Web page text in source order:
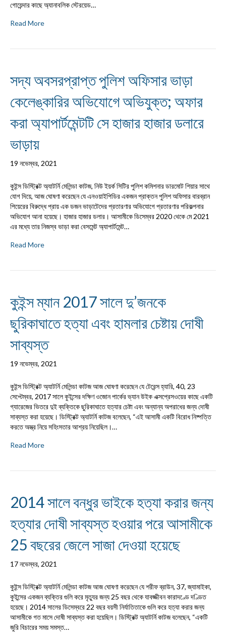
গোয়েন্দার কাছে অ্যানাবলিক স্টেরয়েড…
Read More
সদ্য অবসরপ্রাপ্ত পুলিশ অফিসার ভাড়া
কেলেঙ্কারির অভিযোগে অভিযুক্ত; অফার
করা অ্যাপার্টমেন্টটি সে হাজার হাজার ডলারে
ভাড়ায়
19 নভেম্বর, 2021
কুইন্স ডিস্ট্রিক্ট অ্যাটর্নি মেলিন্ডা কাটজ, নিউ ইয়র্ক সিটির পুলিশ কমিশনার ডারমোট শিয়ার সাথে
যোগ দিয়ে, আজ ঘোষণা করেছেন যে এনওয়াইপিডির একজন প্রাক্তন পুলিশ অফিসার বারব্রান
পিয়েরের বিরুদ্ধে প্রায় এক ডজন ভাড়াটেদের প্রতারণার অভিযোগে প্রতারণার পরিকল্পনার
অভিযোগ আনা হয়েছে। হাজার হাজার ডলার। আসামীকে ডিসেম্বর 2020 থেকে মে 2021
এর মধ্যে তার নিজস্ব ভাড়া করা বেসমেন্ট অ্যাপার্টমেন্ট…
Read More
কুইন্স ম্যান 2017 সালে দু’জনকে
ছুরিকাঘাতে হত্যা এবং হামলার চেষ্টায় দোষী
সাব্যস্ত
19 নভেম্বর, 2021
কুইন্স ডিস্ট্রিক্ট অ্যাটর্নি মেলিন্ডা কাটজ আজ ঘোষণা করেছেন যে টেরেন্স হ্যারি, 40, 23
সেপ্টেম্বর, 2017 সালে কুইন্সের দক্ষিণ ওজোন পার্কের ভ্যান উইক এক্সপ্রেসওয়ের কাছে একটি
গ্যারেজের ভিতরে দুই ব্যক্তিকে ছুরিকাঘাতে হত্যার চেষ্টা এবং অন্যান্য অপরাধের জন্য দোষী
সাব্যস্ত করা হয়েছে। ডিস্ট্রিক্ট অ্যাটর্নি কাটজ বলেছেন, “এই আসামী একটি বিরোধ নিষ্পত্তি
করতে অস্ত্র নিয়ে সহিংসতার আশ্রয় নিয়েছিল।…
Read More
2014 সালে বন্ধুর ভাইকে হত্যা করার জন্য
হত্যার দোষী সাব্যস্ত হওয়ার পরে আসামীকে
25 বছরের জেলে সাজা দেওয়া হয়েছে
17 নভেম্বর, 2021
কুইন্স ডিস্ট্রিক্ট অ্যাটর্নি মেলিন্ডা কাটজ আজ ঘোষণা করেছেন যে শরীফ ব্রাউন, 37, জ্যামাইকা,
কুইন্সের একজন ব্যক্তির গুলি করে মৃত্যুর জন্য 25 বছর থেকে যাবজ্জীবন কারাদণ্ডে দণ্ডিত
হয়েছে। 2014 সালের ডিসেম্বরে 22 বছর বয়সী নির্যাতিতাকে গুলি করে হত্যা করার জন্য
আসামীকে গত মাসে দোষী সাব্যস্ত করা হয়েছিল। ডিস্ট্রিক্ট অ্যাটর্নি কাটজ বলেছেন, “একটি
জুরি বিচারের সময় সমস্ত…